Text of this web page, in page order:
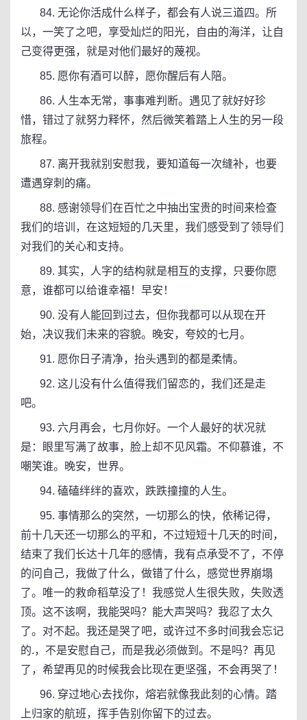
84. 无论你活成什么样子，都会有人说三道四。所
以，一笑了之吧，享受灿烂的阳光，自由的海洋，让自
己变得更强，就是对他们最好的蔑视。
85. 愿你有酒可以醉，愿你醒后有人陪。
86. 人生本无常，事事难判断。遇见了就好好珍
惜，错过了就努力释怀，然后微笑着踏上人生的另一段
旅程。
87. 离开我就别安慰我，要知道每一次缝补，也要
遭遇穿刺的痛。
88. 感谢领导们在百忙之中抽出宝贵的时间来检查
我们的培训，在这短短的几天里，我们感受到了领导们
对我们的关心和支持。
89. 其实，人字的结构就是相互的支撑，只要你愿
意，谁都可以给谁幸福！早安！
90. 没有人能回到过去，但你我都可以从现在开
始，决议我们未来的容貌。晚安，夸姣的七月。
91. 愿你日子清净，抬头遇到的都是柔情。
92. 这儿没有什么值得我们留恋的，我们还是走
吧。
93. 六月再会，七月你好。一个人最好的状况就
是：眼里写满了故事，脸上却不见风霜。不仰慕谁，不
嘲笑谁。晚安，世界。
94. 磕磕绊绊的喜欢，跌跌撞撞的人生。
95. 事情那么的突然，一切那么的快，依稀记得，
前十几天还一切那么的平和，不过短短十几天的时间，
结束了我们长达十几年的感情，我有点承受不了，不停
的问自己，我做了什么，做错了什么，感觉世界崩塌
了。唯一的救命稻草没了！我感觉人生很失败，失败透
顶。这不该啊，我能哭吗？能大声哭吗？我忍了太久
了。对不起。我还是哭了吧，或许过不多时间我会忘记
的.，不是安慰自己，而是我必须做到。不是吗？再见
了，希望再见的时候我会比现在更坚强，不会再哭了！
96. 穿过地心去找你，熔岩就像我此刻的心情。踏
上归家的航班，挥手告别你留下的过去。